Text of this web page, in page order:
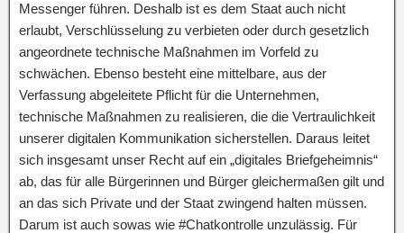
Messenger führen. Deshalb ist es dem Staat auch nicht
erlaubt, Verschlüsselung zu verbieten oder durch gesetzlich
angeordnete technische Maßnahmen im Vorfeld zu
schwächen. Ebenso besteht eine mittelbare, aus der
Verfassung abgeleitete Pflicht für die Unternehmen,
technische Maßnahmen zu realisieren, die die Vertraulichkeit
unserer digitalen Kommunikation sicherstellen. Daraus leitet
sich insgesamt unser Recht auf ein „digitales Briefgeheimnis“
ab, das für alle Bürgerinnen und Bürger gleichermaßen gilt und
an das sich Private und der Staat zwingend halten müssen.
Darum ist auch sowas wie #Chatkontrolle unzulässig. Für